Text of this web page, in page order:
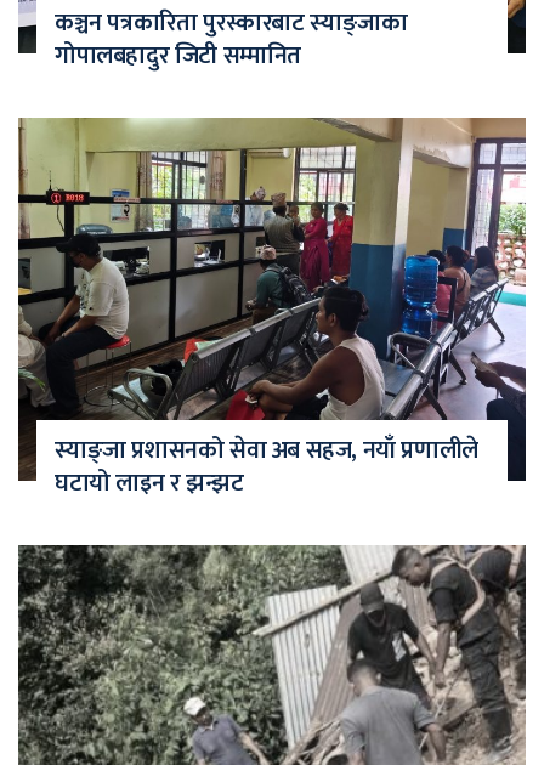
कञ्चन पत्रकारिता पुरस्कारबाट स्याङ्जाका
गोपालबहादुर जिटी सम्मानित
स्याङ्जा प्रशासनको सेवा अब सहज, नयाँ प्रणालीले
घटायो लाइन र झन्झट